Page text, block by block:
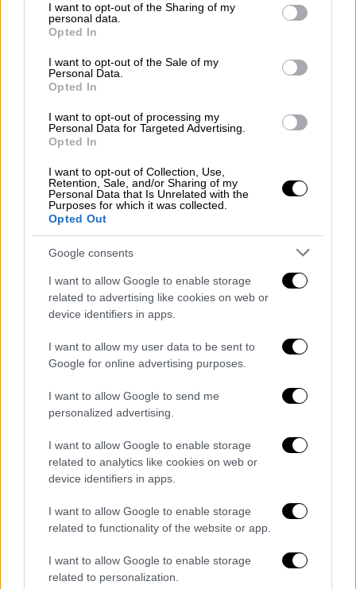
not limited to your visit or usage behaviour. You may click to
grant or deny consent to Google and its third-party tags to
use your data for below specified purposes in below Google
consent section.
I want to opt-out of the Sharing of my
personal data.
Opted In
I want to opt-out of the Sale of my
Personal Data.
Opted In
I want to opt-out of processing my
Personal Data for Targeted Advertising.
Opted In
I want to opt-out of Collection, Use,
Retention, Sale, and/or Sharing of my
Personal Data that Is Unrelated with the
Purposes for which it was collected.
Opted Out
Google consents
I want to allow Google to enable storage
related to advertising like cookies on web or
device identifiers in apps.
I want to allow my user data to be sent to
Google for online advertising purposes.
I want to allow Google to send me
personalized advertising.
I want to allow Google to enable storage
related to analytics like cookies on web or
device identifiers in apps.
I want to allow Google to enable storage
related to functionality of the website or app.
I want to allow Google to enable storage
related to personalization.
κοινότητα είναι εξαιρετικά επικίνδυνη για
τους νοσούντες, τους ανθρώπους με τους
οποίους έρχονται σε επαφή αλλά και τη
δημόσια υγεία. Οι ειδικοί,
παρέθεσαν 5
λόγους για τους οποίους δεν είναι καλή ιδέα
να κολλήσετε μετάλλαξη Όμικρον.
Δεν πρόκειται για ένα απλό
κρυολόγημα
Υψηλός πυρετός, μυαλγίες, πρησμένοι
λεμφαδένες, πονόλαιμος και βαριά
συμφόρηση,αναφέρονται συχνά ακόμη και σε
πιο ήπιες περιπτώσεις νόσησης με Όμικρον,
σύμφωνα με τον Δρ. Μέρφι. «Δεν είναι ένα
απλό κρυολόγημα. Είναι μία αρρώστια
νοσούντων», εξήγησε. Πρόσφατη μελέτη του
ECDC που πραγματοποιήθηκε σε πάνω από
ένα εκατοπμμύριο ασθενείς, έδειξε ότι ο
κίνδυνος η έκβαση της νόσησης να είναι
σοβαρή, ήταν υψηλότερος σε άνω των 65,
ασθενείς με εξασθενημένο ανοσοποιητικό, ή
άτομα που είχαν τουλάχιστον μία από τις
νεφρική, καρδιακή, πνευμονική, νευρολογική
ή ηπατική νόσο. Ακόμα και ασθενείς χωρίς
υποκείμενα νοσήματα, όμως, μπορούν να
νοσήσουν σοβαρά, σύμφωνα με τον ειδικό.